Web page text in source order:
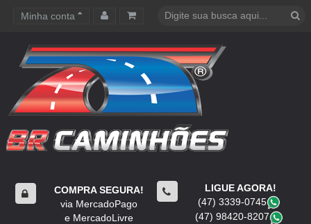
Minha conta
COMPRA SEGURA!
via MercadoPago
e MercadoLivre
LIGUE AGORA!
(47) 3339-0745
(47) 98420-8207